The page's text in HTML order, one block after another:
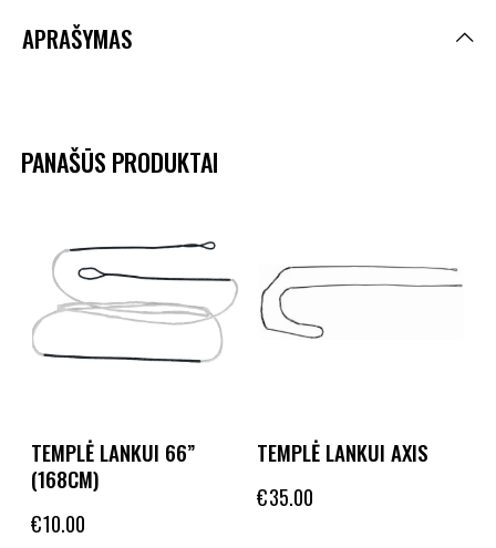
APRAŠYMAS
PANAŠŪS PRODUKTAI
TEMPLĖ LANKUI 66”
(168CM)
€10.00
TEMPLĖ LANKUI AXIS
€35.00